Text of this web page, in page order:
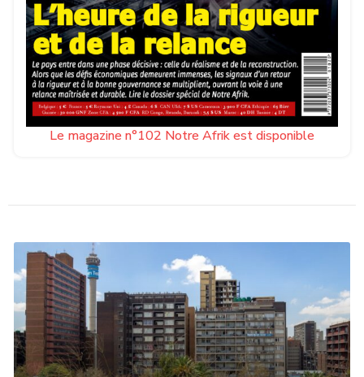
Le magazine n°102 Notre Afrik est disponible